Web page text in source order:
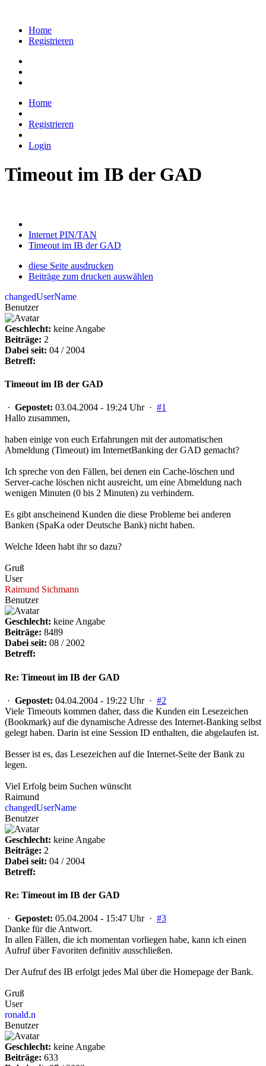
Home
Registrieren
Home
Registrieren
Login
Timeout im IB der GAD
Internet PIN/TAN
Timeout im IB der GAD
diese Seite ausdrucken
Beiträge zum drucken auswählen
changedUserName
Benutzer
Geschlecht: keine Angabe
Beiträge: 2
Dabei seit: 04 / 2004
Betreff:
Timeout im IB der GAD
· Gepostet: 03.04.2004 - 19:24 Uhr · #1
Hallo zusammen,
haben einige von euch Erfahrungen mit der automatischen
Abmeldung (Timeout) im InternetBanking der GAD gemacht?
Ich spreche von den Fällen, bei denen ein Cache-löschen und
Server-cache löschen nicht ausreicht, um eine Abmeldung nach
wenigen Minuten (0 bis 2 Minuten) zu verhindern.
Es gibt anscheinend Kunden die diese Probleme bei anderen
Banken (SpaKa oder Deutsche Bank) nicht haben.
Welche Ideen habt ihr so dazu?
Gruß
User
Raimund Sichmann
Benutzer
Geschlecht: keine Angabe
Beiträge: 8489
Dabei seit: 08 / 2002
Betreff:
Re: Timeout im IB der GAD
· Gepostet: 04.04.2004 - 19:22 Uhr · #2
Viele Timeouts kommen daher, dass die Kunden ein Lesezeichen
(Bookmark) auf die dynamische Adresse des Internet-Banking selbst
gelegt haben. Darin ist eine Session ID enthalten, die abgelaufen ist.
Besser ist es, das Lesezeichen auf die Internet-Seite der Bank zu
legen.
Viel Erfolg beim Suchen wünscht
Raimund
changedUserName
Benutzer
Geschlecht: keine Angabe
Beiträge: 2
Dabei seit: 04 / 2004
Betreff:
Re: Timeout im IB der GAD
· Gepostet: 05.04.2004 - 15:47 Uhr · #3
Danke für die Antwort.
In allen Fällen, die ich momentan vorliegen habe, kann ich einen
Aufruf über Favoriten definitiv ausschließen.
Der Aufruf des IB erfolgt jedes Mal über die Homepage der Bank.
Gruß
User
ronald.n
Benutzer
Geschlecht: keine Angabe
Beiträge: 633